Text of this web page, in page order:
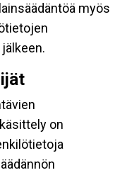
myös
on